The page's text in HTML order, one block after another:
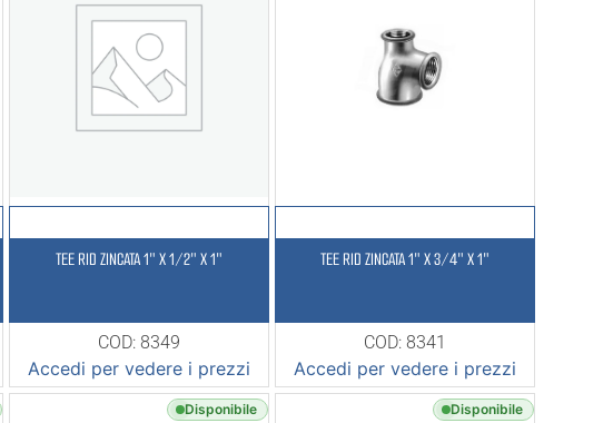
TEE RID ZINCATA 1″ X 1/2″ X 1″
COD: 8349
Accedi per vedere i prezzi
TEE RID ZINCATA 1″ X 3/4″ X 1″
COD: 8341
Accedi per vedere i prezzi
Disponibile Disponibile